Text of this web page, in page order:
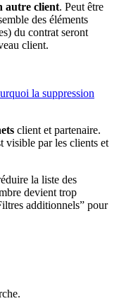
autre client. Peut être
des éléments
du contrat seront
client.
la suppression
client et partenaire.
visible par les clients et
la liste des
devient trop
additionnels” pour